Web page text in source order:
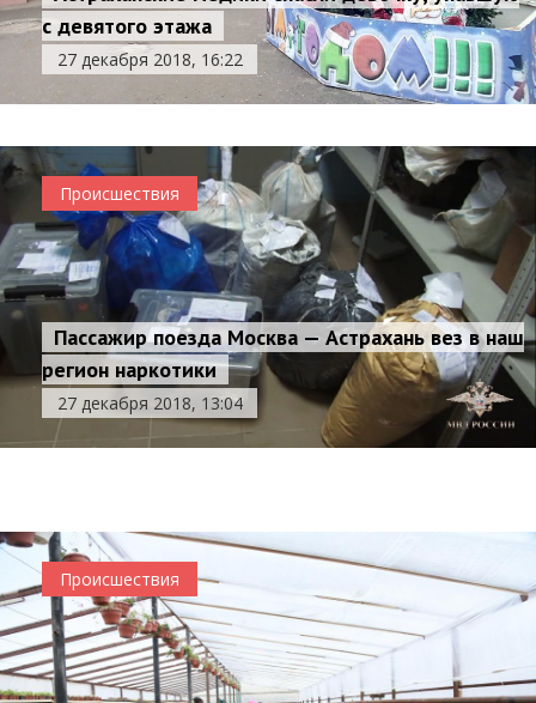
с девятого этажа
27 декабря 2018, 16:22
Происшествия
Пассажир поезда Москва — Астрахань вез в наш
регион наркотики
27 декабря 2018, 13:04
Этнические преступные группировки два года
обманывали банки в Астраханской области
27 декабря 2018, 12:54
Происшествия